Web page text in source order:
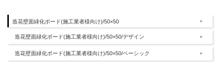
造花壁面緑化ボード(施工業者様向け)/50×50
造花壁面緑化ボード(施工業者様向け)/50×50/デザイン
造花壁面緑化ボード(施工業者様向け)/50×50/ベーシック